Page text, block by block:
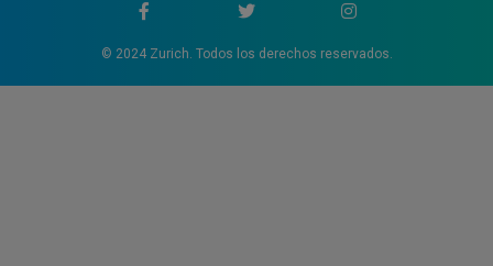
© 2024 Zurich. Todos los derechos reservados.